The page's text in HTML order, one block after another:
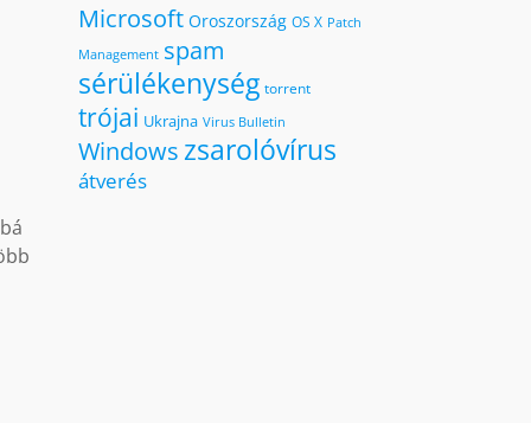
Microsoft Oroszország OS X Patch
Management spam
sérülékenység torrent
trójai Ukrajna Virus Bulletin
Windowszsarolóvírus
átverés